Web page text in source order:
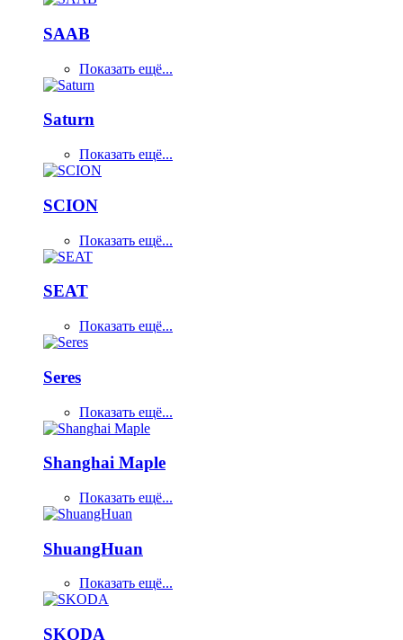
SAAB
Показать ещё...
Saturn
Показать ещё...
SCION
Показать ещё...
SEAT
Показать ещё...
Seres
Показать ещё...
Shanghai Maple
Показать ещё...
ShuangHuan
Показать ещё...
SKODA